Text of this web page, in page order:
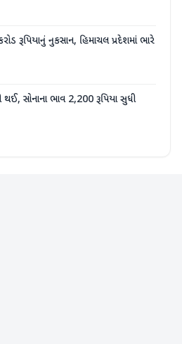
રૂપિયાનું નુકસાન, હિમાચલ પ્રદેશમાં ભારે
થઈ, સોનાના ભાવ 2,200 રૂપિયા સુધી